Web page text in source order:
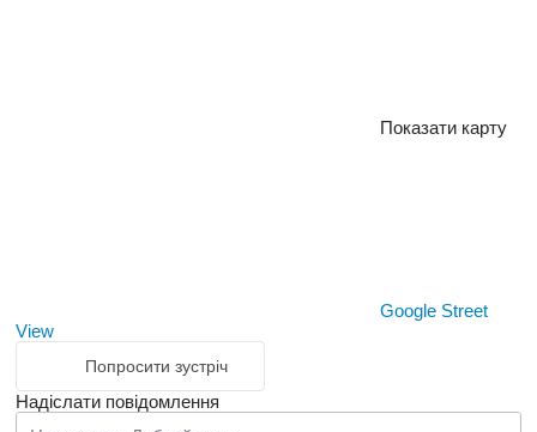
Показати карту
Google Street
View
Попросити зустріч
Надіслати повідомлення